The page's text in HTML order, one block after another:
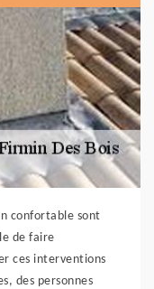
confortable sont
de faire
ces interventions
des personnes